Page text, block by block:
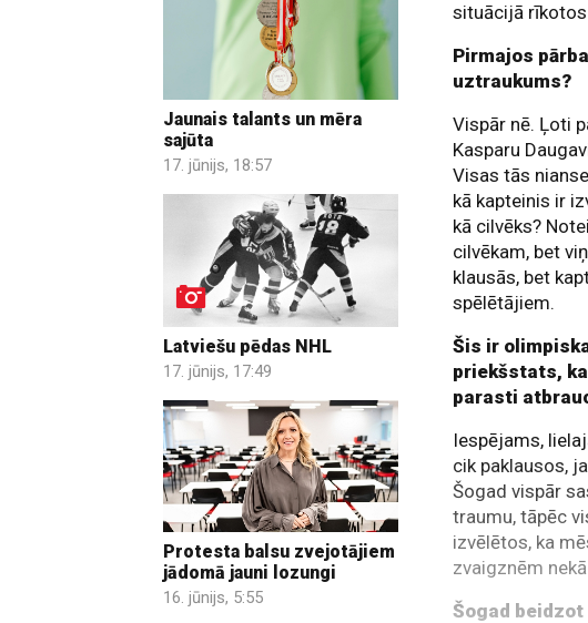
Jaunais talants un mēra
sajūta
17. jūnijs, 18:57
Latviešu pēdas NHL
17. jūnijs, 17:49
Protesta balsu zvejotājiem
jādomā jauni lozungi
16. jūnijs, 5:55
situācijā
Pirmajos
uztraukums?
Vispār nē. Ļoti
Kasparu
Visas tās
kā kapteinis ir
kā cilvēks?
cilvēkam, bet
klausās, bet
spēlētājiem.
Šis ir
priekšstats,
parasti
Iespējams,
cik paklausos,
Šogad vispār
traumu, tāpēc
izvēlētos, ka
zvaigznēm
Šogad